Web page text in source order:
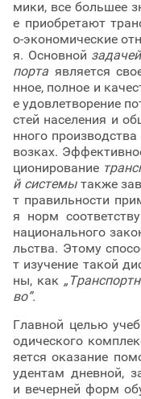
мики, все большее
е приобретают
о-экономические
я. Основной
порта является
нное, полное и
е удовлетворение
стей населения и
нного
возках.
ционирование
й системытакже
т правильности
я норм
национального
льства. Этому
т изучение такой
ны, как
во”.
Главной целью
одического
яется оказание
удентам дневной,
и вечерней форм